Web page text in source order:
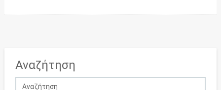
Αναζήτηση